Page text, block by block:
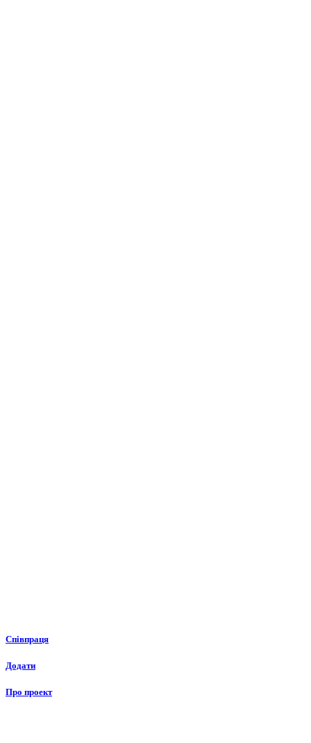
Співпраця
Додати
Про проект